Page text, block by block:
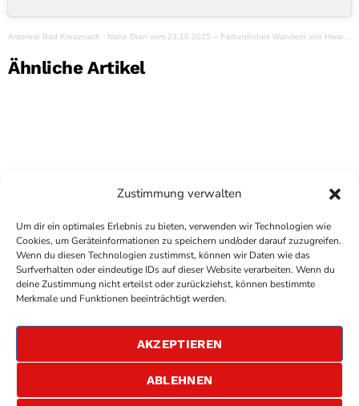
Zustimmung verwalten
Um dir ein optimales Erlebnis zu bieten, verwenden wir Technologien wie
Cookies, um Geräteinformationen zu speichern und/oder darauf zuzugreifen.
Wenn du diesen Technologien zustimmst, können wir Daten wie das
Surfverhalten oder eindeutige IDs auf dieser Website verarbeiten. Wenn du
deine Zustimmung nicht erteilst oder zurückziehst, können bestimmte
Merkmale und Funktionen beeinträchtigt werden.
AKZEPTIEREN
ABLEHNEN
Antenne Bad Kreuznach · Nahe Dran vom 23.10.2025 – Farbenfrohes Wandern von Hiwwelconnection & VG Sprendlingen-Gensingen
Ähnliche Artikel
COPYRIGHTANTENNE BAD KREUZNACH
DATENSCHUTZERKLÄRUNG
ALLGEMEINE GESCHÄFTSBEDINGUNGEN